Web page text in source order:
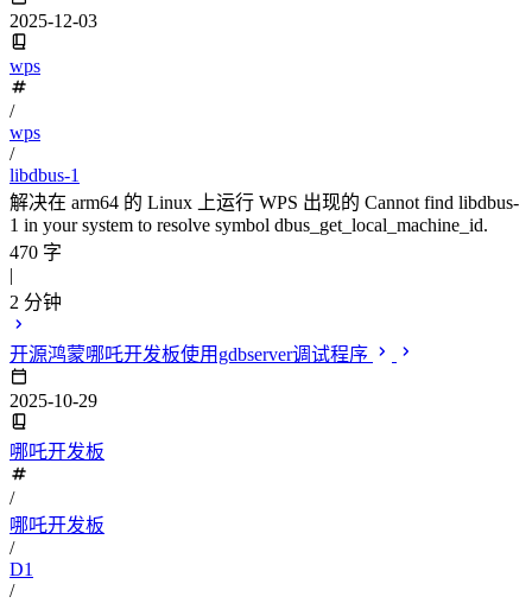
2025-12-03
wps
/
wps
/
libdbus-1
解决在 arm64 的 Linux 上运行 WPS 出现的 Cannot find libdbus-
1 in your system to resolve symbol dbus_get_local_machine_id.
470 字
|
2 分钟
开源鸿蒙哪吒开发板使用gdbserver调试程序
2025-10-29
哪吒开发板
/
哪吒开发板
/
D1
/